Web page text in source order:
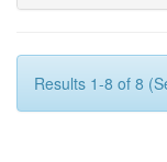
Results 1-8 of 8